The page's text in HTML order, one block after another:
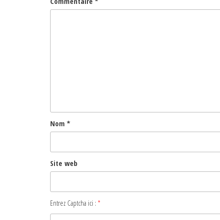
Nom *
Site web
Entrez Captcha ici : *